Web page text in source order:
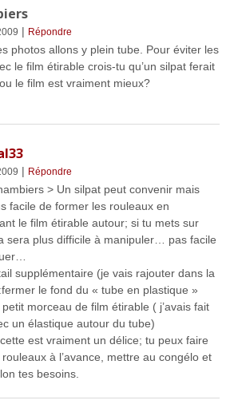
| Répondre
photos allons y plein tube. Pour éviter les
le film étirable crois-tu qu’un silpat ferait
le film est vraiment mieux?
| Répondre
> Un silpat peut convenir mais
facile de former les rouleaux en
le film étirable autour; si tu mets sur
sera plus difficile à manipuler… pas facile
supplémentaire (je vais rajouter dans la
le fond du « tube en plastique »
morceau de film étirable ( j’avais fait
un élastique autour du tube)
est vraiment un délice; tu peux faire
à l’avance, mettre au congélo et
tes besoins.